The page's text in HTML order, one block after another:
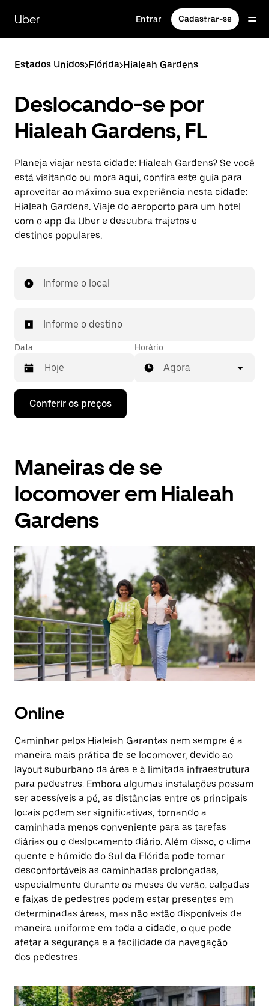
para
conteúdo
Uber Entrar Cadastrar-se
Estados Unidos>Flórida>Hialeah Gardens
Deslocando-se por
Hialeah Gardens, FL
Planeja viajar nesta cidade: Hialeah Gardens? Se você
está visitando ou mora aqui, confira este guia para
aproveitar ao máximo sua experiência nesta cidade:
Hialeah Gardens. Viaje do aeroporto para um hotel
com o app da Uber e descubra trajetos e
destinos populares.
Informe o local
Informe o destino
Data
Pressione
seta
interagir
com
calendário
selecionar
uma
Pressione
a
tecla
“ESC”
para
fechar
o
calendário.
Horário
Agora
Conferir os preços
Maneiras de se
locomover em Hialeah
Gardens
Online
Caminhar pelos Hialeiah Garantas nem sempre é a
maneira mais prática de se locomover, devido ao
layout suburbano da área e à limitada infraestrutura
para pedestres. Embora algumas instalações possam
ser acessíveis a pé, as distâncias entre os principais
locais podem ser significativas, tornando a
caminhada menos conveniente para as tarefas
diárias ou o deslocamento diário. Além disso, o clima
quente e húmido do Sul da Flórida pode tornar
desconfortáveis as caminhadas prolongadas,
especialmente durante os meses de verão. calçadas
e faixas de pedestres podem estar presentes em
determinadas áreas, mas não estão disponíveis de
maneira uniforme em toda a cidade, o que pode
afetar a segurança e a facilidade da navegação
dos pedestres.